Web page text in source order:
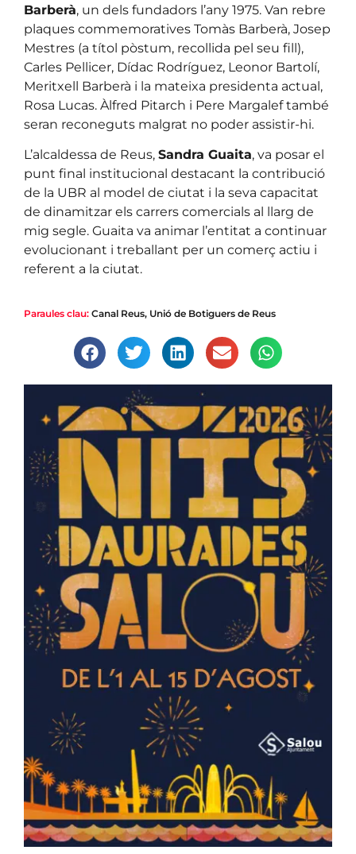
Barberà, un dels fundadors l’any 1975. Van rebre
plaques commemoratives Tomàs Barberà, Josep
Mestres (a títol pòstum, recollida pel seu fill),
Carles Pellicer, Dídac Rodríguez, Leonor Bartolí,
Meritxell Barberà i la mateixa presidenta actual,
Rosa Lucas. Àlfred Pitarch i Pere Margalef també
seran reconeguts malgrat no poder assistir-hi.
L’alcaldessa de Reus, Sandra Guaita, va posar el
punt final institucional destacant la contribució
de la UBR al model de ciutat i la seva capacitat
de dinamitzar els carrers comercials al llarg de
mig segle. Guaita va animar l’entitat a continuar
evolucionant i treballant per un comerç actiu i
referent a la ciutat.
Paraules clau: Canal Reus, Unió de Botiguers de Reus